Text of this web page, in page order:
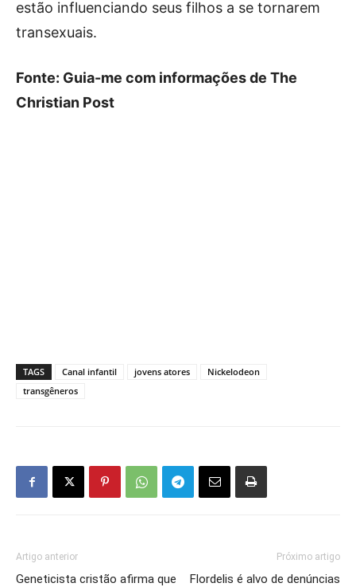
estão influenciando seus filhos a se tornarem
transexuais.
Fonte: Guia-me com informações de The
Christian Post
TAGS Canal infantil jovens atores
Nickelodeon
transgêneros
Artigo anterior
Geneticista cristão afirma que
Próximo artigo
Flordelis é alvo de denúncias